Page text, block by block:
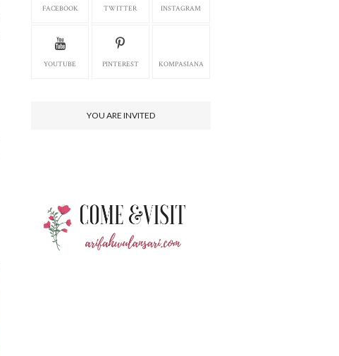
FACEBOOK TWITTER INSTAGRAM
YOUTUBE PINTEREST KOMPASIANA
YOU ARE INVITED